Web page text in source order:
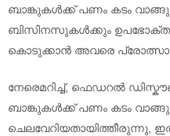
ബാങ്കുകൾക്ക് പണം കടം
ബിസിനസുകൾക്കും
കൊടുക്കാൻ അവരെ
നേരെമറിച്ച്, ഫെഡറൽ
ബാങ്കുകൾക്ക് പണം കടം
ചെലവേറിയതായിത്തീരുന്നു,